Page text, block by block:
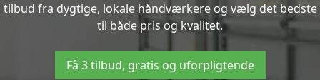
tilbud fra dygtige, lokale håndværkere og vælg det bedste
til både pris og kvalitet.
Få 3 tilbud, gratis og uforpligtende